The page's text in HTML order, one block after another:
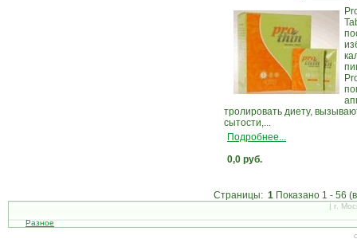
тролировать диету,
сыто­сти,...
Подробнее...
0,0 руб.
Страницы: 1 Показано 1 - 56
| г.
Разное